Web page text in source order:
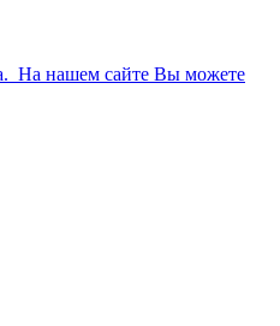
На нашем сайте Вы можете